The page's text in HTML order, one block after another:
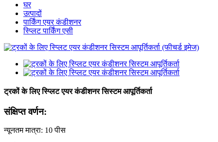
घर
उत्पादों
पार्किंग एयर कंडीशनर
स्प्लिट पार्किंग एसी
ट्रकों के लिए स्प्लिट एयर कंडीशनर सिस्टम आपूर्तिकर्ता
संक्षिप्त वर्णन:
न्यूनतम मात्रा: 10 पीस